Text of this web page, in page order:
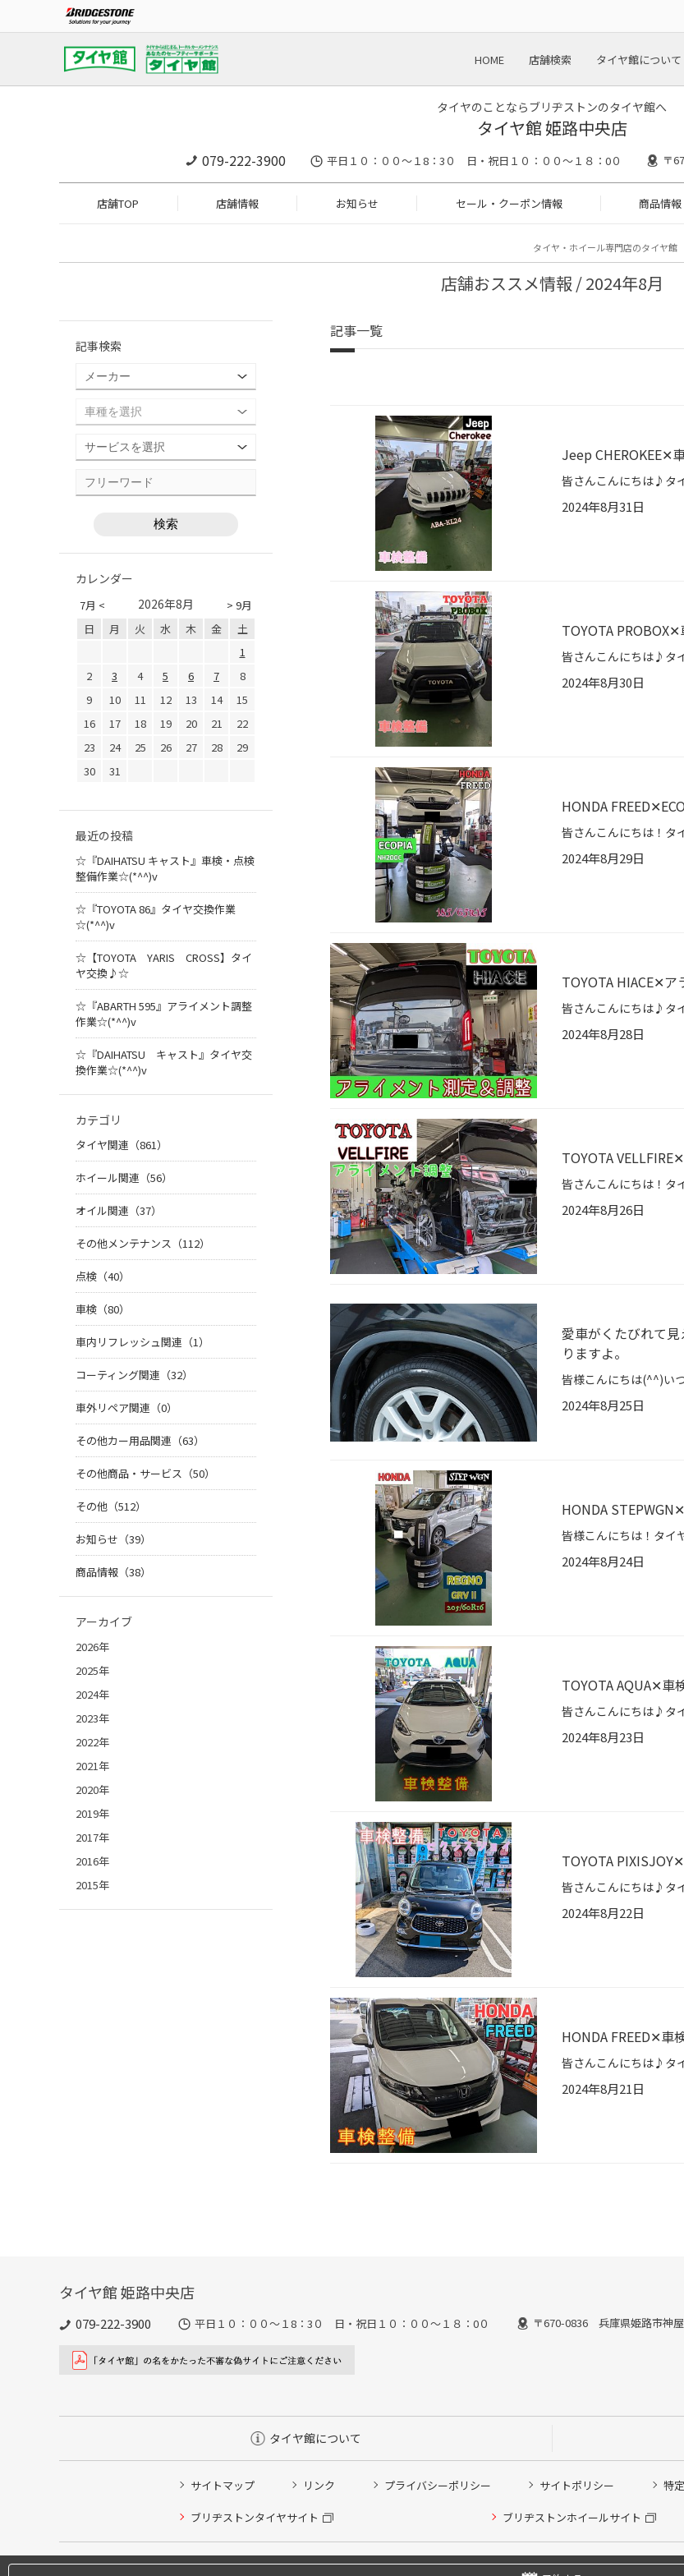
HOME 店舗検索 タイヤ館について
タイヤのことならブリヂストンのタイヤ館へ
タイヤ館 姫路中央店
079-222-3900 平日１０：００～１8：3０ 日・祝日１０：００～１８：0０ 〒
店舗TOP 店舗情報 お知らせ セール・クーポン情報 商品情報
タイヤ・ホイール専門店のタイヤ館
店舗おススメ情報 / 2024年8月
記事一覧
Jeep CHEROKEE✕
2024年8月31日
TOYOTA
2024年8月30日
HONDA
2024年8月29日
TOYOTA HIACE✕ア
2024年8月28日
TOYOTA
2024年8月26日
愛車がくたびれて
りますよ。
2024年8月25日
HONDA
2024年8月24日
TOYOTA AQUA✕車
2024年8月23日
TOYOTA
2024年8月22日
HONDA FREED✕車
2024年8月21日
記事検索
カレンダー
7月 < > 9月
2026年8月
日 月 火 水 木 金
土
1
2
3 4 5 6 7
8
9
10 11 12 13 14
15
16
17 18 19 20 21
22
23
24 25 26 27 28
29
30
31
最近の投稿
☆『DAIHATSU キャスト』車検・点検
整備作業☆(*^^)v
☆『TOYOTA 86』タイヤ交換作業
☆(*^^)v
☆【TOYOTA YARIS CROSS】タイ
ヤ交換♪☆
☆『ABARTH 595』アライメント調整
作業☆(*^^)v
☆『DAIHATSU キャスト』タイヤ交
換作業☆(*^^)v
カテゴリ
タイヤ関連（861）
ホイール関連（56）
オイル関連（37）
その他メンテナンス（112）
点検（40）
車検（80）
車内リフレッシュ関連（1）
コーティング関連（32）
車外リペア関連（0）
その他カー用品関連（63）
その他商品・サービス（50）
その他（512）
お知らせ（39）
商品情報（38）
アーカイブ
2026年
2025年
2024年
2023年
2022年
2021年
2020年
2019年
2017年
2016年
2015年
タイヤ館 姫路中央店
079-222-3900 平日１０：００～１8：3０ 日・祝日１０：００～１８：0０ 〒670-0836 兵庫県姫路市神
タイヤ館について
サイトマップ リンク プライバシーポリシー サイトポリシー 特
ブリヂストンタイヤサイト ブリヂストンホイールサイト
Copyright © 2024 Bridgestone Retail Co.,Ltd. All rights Reserved.
タイヤ点検・安全点検/タイヤ履き替え/オイル交換/その他ピット作業の予約